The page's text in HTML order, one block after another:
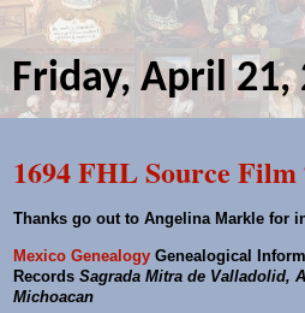
Friday, April 21,
1694 FHL Source Film
Thanks go out to Angelina Markle for
Mexico Genealogy Genealogical
Records Sagrada Mitra de Valladolid,
Michoacan